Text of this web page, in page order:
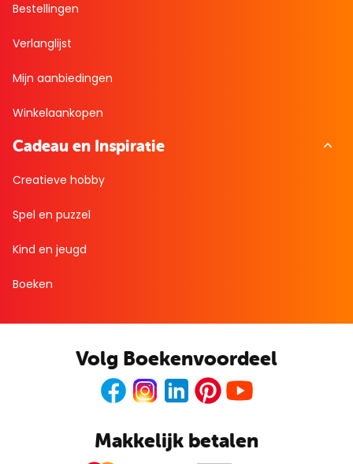
Bestellingen
Verlanglijst
Mijn aanbiedingen
Winkelaankopen
Cadeau en Inspiratie
Creatieve hobby
Spel en puzzel
Kind en jeugd
Boeken
Volg Boekenvoordeel
FacebookInstagramLinkedInPinterest
Makkelijk betalen